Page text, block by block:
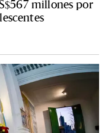
millones por